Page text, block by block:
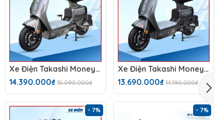
Xe Điện Takashi Money (60V-23Ah) 5 Bình
14.390.000₫ 15.090.000₫
Xe Điện Takashi Money (48V-23Ah) 4 Bình
13.690.000₫ 14.190.000₫
- 7% - 7%